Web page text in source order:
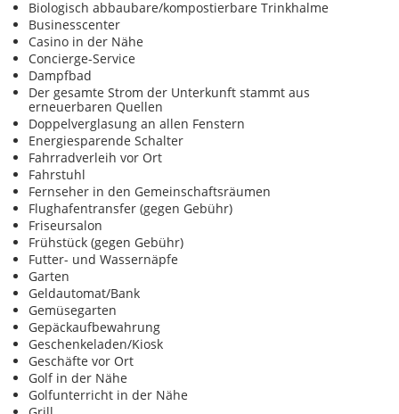
Biologisch abbaubare/kompostierbare Trinkhalme
Businesscenter
Casino in der Nähe
Concierge-Service
Dampfbad
Der gesamte Strom der Unterkunft stammt aus
erneuerbaren Quellen
Doppelverglasung an allen Fenstern
Energiesparende Schalter
Fahrradverleih vor Ort
Fahrstuhl
Fernseher in den Gemeinschaftsräumen
Flughafentransfer (gegen Gebühr)
Friseursalon
Frühstück (gegen Gebühr)
Futter- und Wassernäpfe
Garten
Geldautomat/Bank
Gemüsegarten
Gepäckaufbewahrung
Geschenkeladen/Kiosk
Geschäfte vor Ort
Golf in der Nähe
Golfunterricht in der Nähe